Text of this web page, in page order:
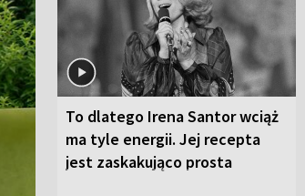
To dlatego Irena Santor wciąż
ma tyle energii. Jej recepta
jest zaskakująco prosta